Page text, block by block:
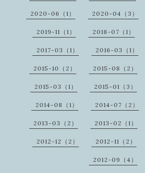
2020-06（1） 2020-04（3）
2019-11（1） 2018-07（1）
2017-03（1） 2016-03（1）
2015-10（2） 2015-08（2）
2015-03（1） 2015-01（3）
2014-08（1） 2014-07（2）
2013-03（2） 2013-02（1）
2012-12（2） 2012-11（2）
2012-09（4）